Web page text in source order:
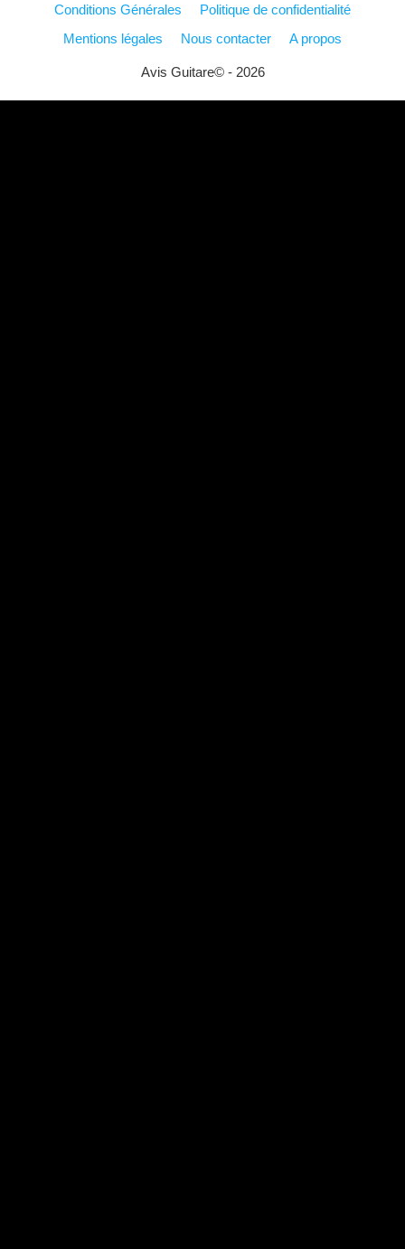
Conditions Générales
Politique de confidentialité
Mentions légales
Nous contacter A propos
Avis Guitare© - 2026